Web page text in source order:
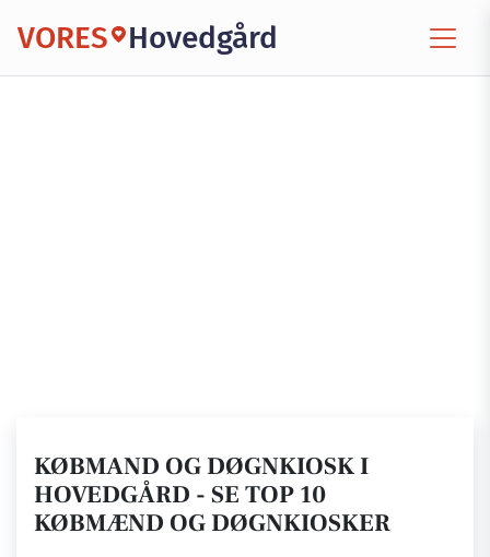
VORES Hovedgård
KØBMAND OG DØGNKIOSK I
HOVEDGÅRD - SE TOP 10
KØBMÆND OG DØGNKIOSKER